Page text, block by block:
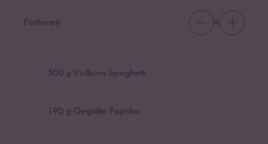
Portionen 4
500 g Vollkorn Spaghetti
190 g Gegrillte Paprika